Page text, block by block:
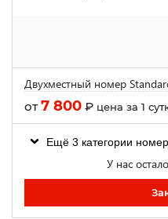
Двухместный номер
от7 800 ₽ цена за 1
Ещё 3 категории
У нас